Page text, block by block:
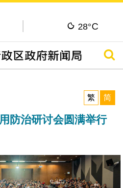
28°C
搜寻
繁
简
防治研讨会圆满举行